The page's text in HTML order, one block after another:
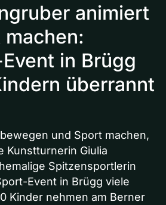
animiert
in Brügg
überrannt
und Sport machen,
Kunstturnerin Giulia
Spitzensportlerin
Event in Brügg viele
Kinder nehmen am Berner